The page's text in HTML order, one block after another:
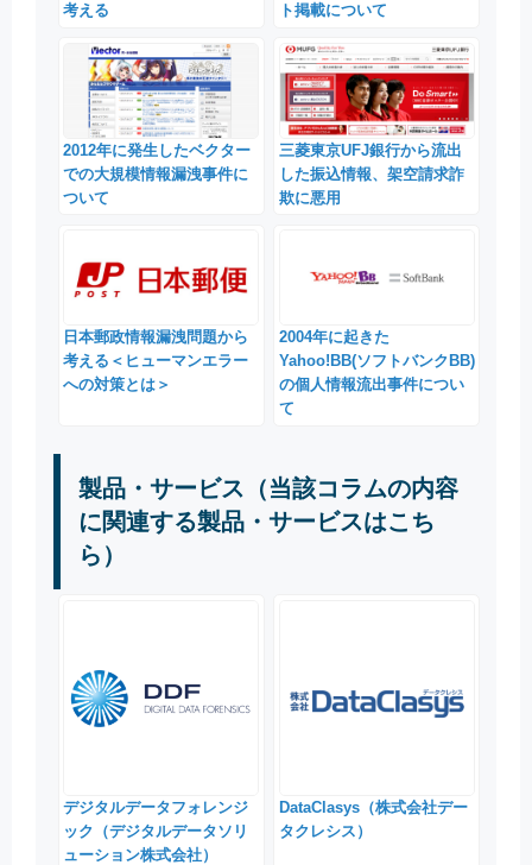
考える
ト掲載について
2012年に発生したベクター
での大規模情報漏洩事件に
ついて
三菱東京UFJ銀行から流出
した振込情報、架空請求詐
欺に悪用
日本郵政情報漏洩問題から
考える＜ヒューマンエラー
への対策とは＞
2004年に起きた
Yahoo!BB(ソフトバンクBB)
の個人情報流出事件につい
て
製品・サービス（当該コラムの内容
に関連する製品・サービスはこち
ら）
デジタルデータフォレンジ
ック（デジタルデータソリ
ューション株式会社）
DataClasys（株式会社デー
タクレシス）